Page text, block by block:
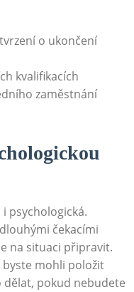
o ukončení
kvalifikacích
zaměstnání
psychologická.
čekacími
na situaci připravit.‍
byste mohli položit
pokud nebudete